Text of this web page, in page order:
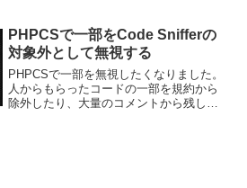
件のこなしかた」ということで登壇して
きました...
PHPCSで一部をCode Snifferの
対象外として無視する
PHPCSで一部を無視したくなりました。
人からもらったコードの一部を規約から
除外したり、大量のコメントから残した